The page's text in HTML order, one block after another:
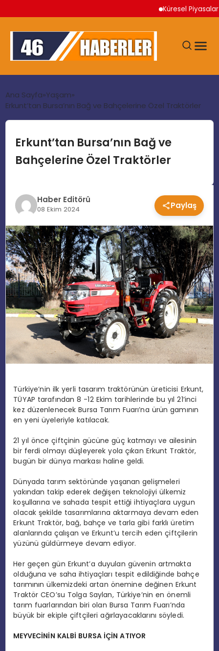
Küresel Piyasalar İran
GÜNDEM
EKONOMI
TEKNOLOJI
EĞITIM
MAGAZIN
SPOR
YAŞAM
Ana Sayfa Yaşam
Erkunt’tan Bursa’nın Bağ ve Bahçelerine Özel Traktörler
Erkunt’tan Bursa’nın Bağ ve
Bahçelerine Özel Traktörler
Haber Editörü
08 Ekim 2024 Paylaş
Türkiye’nin ilk yerli tasarım traktörünün üreticisi Erkunt,
TÜYAP tarafından 8 -12 Ekim tarihlerinde bu yıl 21’inci
kez düzenlenecek Bursa Tarım Fuarı’na ürün gamının
en yeni üyeleriyle katılacak.
21 yıl önce çiftçinin gücüne güç katmayı ve ailesinin
bir ferdi olmayı düşleyerek yola çıkan Erkunt Traktör,
bugün bir dünya markası haline geldi.
Dünyada tarım sektöründe yaşanan gelişmeleri
yakından takip ederek değişen teknolojiyi ülkemiz
koşullarına ve sahada tespit ettiği ihtiyaçlara uygun
olacak şekilde tasarımlarına aktarmaya devam eden
Erkunt Traktör, bağ, bahçe ve tarla gibi farklı üretim
alanlarında çalışan ve Erkunt’u tercih eden çiftçilerin
yüzünü güldürmeye devam ediyor.
Her geçen gün Erkunt’a duyulan güvenin artmakta
olduğuna ve saha ihtiyaçları tespit edildiğinde bahçe
tarımının ülkemizdeki artan önemine değinen Erkunt
Traktör CEO’su Tolga Saylan, Türkiye’nin en önemli
tarım fuarlarından biri olan Bursa Tarım Fuarı’nda
büyük bir ekiple çiftçileri ağırlayacaklarını söyledi.
MEYVECİNİN KALBİ BURSA İÇİN ATIYOR